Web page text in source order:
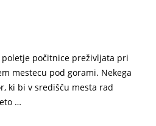
poletje počitnice preživljata pri
mestecu pod gorami. Nekega
ki bi v središču mesta rad
…